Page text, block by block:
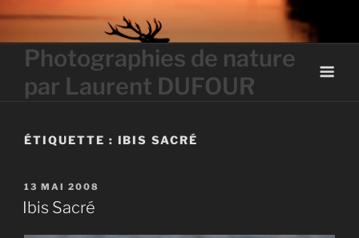
contentPhotographies de nature
par Laurent DUFOUR
ÉTIQUETTE : IBIS SACRÉ
PUBLIÉ
LE
13 MAI 2008
Ibis Sacré